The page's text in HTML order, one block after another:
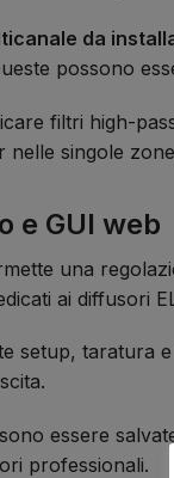
da
possono
filtri high-
nelle singole
e GUI web
una
ai diffusori
setup, taratura
essere
professionali.